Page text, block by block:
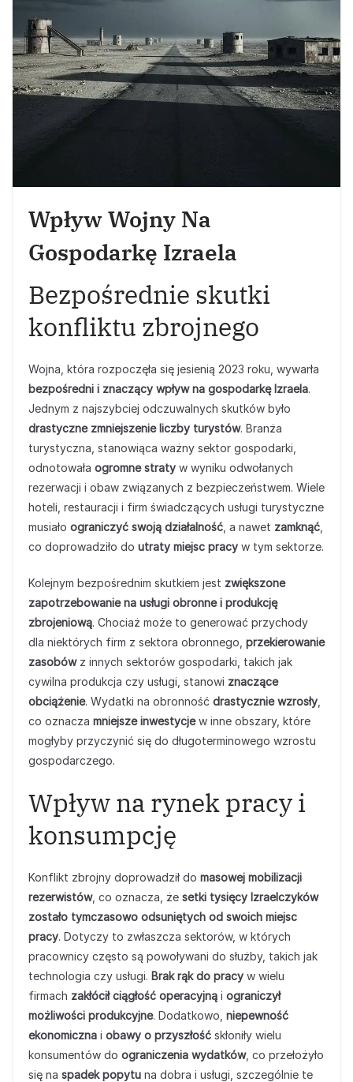
Wpływ Wojny Na
Gospodarkę Izraela
Bezpośrednie skutki
konfliktu zbrojnego
Wojna, która rozpoczęła się jesienią 2023 roku, wywarła
bezpośredni i znaczący wpływ na gospodarkę Izraela.
Jednym z najszybciej odczuwalnych skutków było
drastyczne zmniejszenie liczby turystów. Branża
turystyczna, stanowiąca ważny sektor gospodarki,
odnotowała ogromne straty w wyniku odwołanych
rezerwacji i obaw związanych z bezpieczeństwem. Wiele
hoteli, restauracji i firm świadczących usługi turystyczne
musiało ograniczyć swoją działalność , a nawet zamknąć
co doprowadziło do utraty miejsc pracy w tym sektorze.
Kolejnym bezpośrednim skutkiem jest zwiększone
zapotrzebowanie na usługi obronne i produkcję
zbrojeniową. Chociaż może to generować przychody
dla niektórych firm z sektora obronnego, przekierowanie
zasobówz innych sektorów gospodarki, takich jak
cywilna produkcja czy usługi, stanowi znaczące
obciążenie. Wydatki na obronność drastycznie wzrosły
co oznacza mniejsze inwestycjew inne obszary, które
mogłyby przyczynić się do długoterminowego wzrostu
gospodarczego.
Wpływ na rynek pracy i
konsumpcję
Konflikt zbrojny doprowadził do masowej mobilizacji
rezerwistów, co oznacza, że setki tysięcy Izraelczyków
zostało tymczasowo odsuniętych od swoich miejsc
pracy. Dotyczy to zwłaszcza sektorów, w których
pracownicy często są powoływani do służby, takich jak
technologia czy usługi. Brak rąk do pracy w wielu
firmach zakłócił ciągłość operacyjną i ograniczył
możliwości produkcyjne. Dodatkowo, niepewność
ekonomiczna i obawy o przyszłość skłoniły wielu
konsumentów do ograniczenia wydatków, co przełożyło
się na spadek popytu na dobra i usługi, szczególnie te